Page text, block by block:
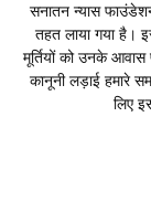
सनातन न्यास फाउंडेशन
तहत लाया गया है।
मूर्तियों को उनके
कानूनी लड़ाई हमारे
लिए